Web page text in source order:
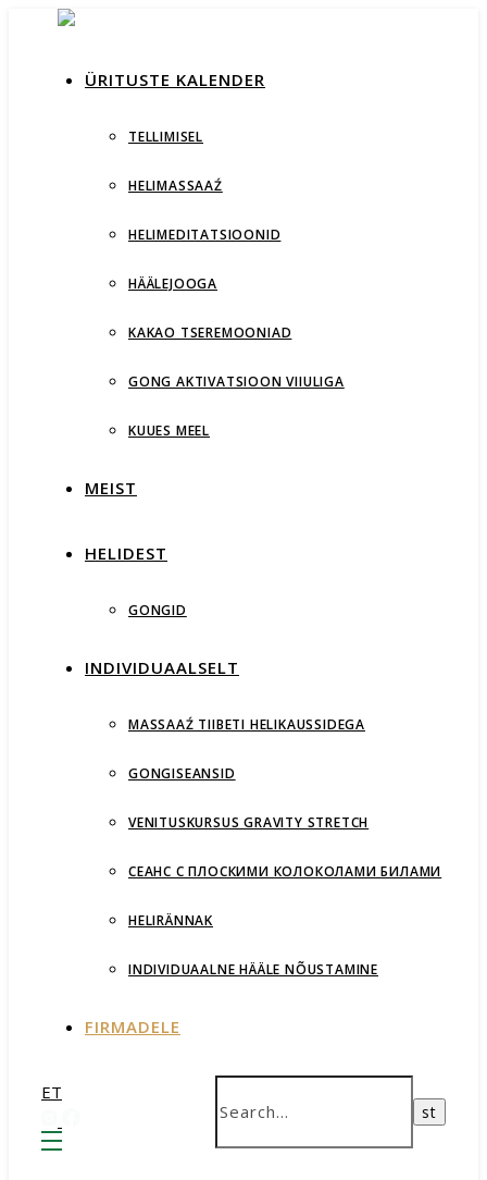
ÜRITUSTE KALENDER
TELLIMISEL
HELIMASSAAŹ
HELIMEDITATSIOONID
HÄÄLEJOOGA
KAKAO TSEREMOONIAD
GONG AKTIVATSIOON VIIULIGA
KUUES MEEL
MEIST
HELIDEST
GONGID
INDIVIDUAALSELT
MASSAAŹ TIIBETI HELIKAUSSIDEGA
GONGISEANSID
VENITUSKURSUS GRAVITY STRETCH
СЕАНС С ПЛОСКИМИ КОЛОКОЛАМИ БИЛАМИ
HELIRÄNNAK
INDIVIDUAALNE HÄÄLE NÕUSTAMINE
FIRMADELE
ET